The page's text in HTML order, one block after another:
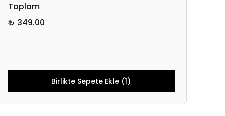
Toplam
₺ 349.00
Birlikte Sepete Ekle (1)